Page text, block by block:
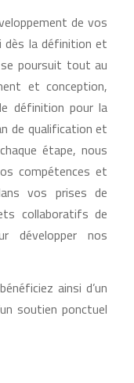
de vos
dès la définition et
poursuit tout au
et conception,
définition pour la
de qualification et
étape, nous
compétences et
vos prises de
collaboratifs de
développer nos
ainsi d’un
soutien ponctuel